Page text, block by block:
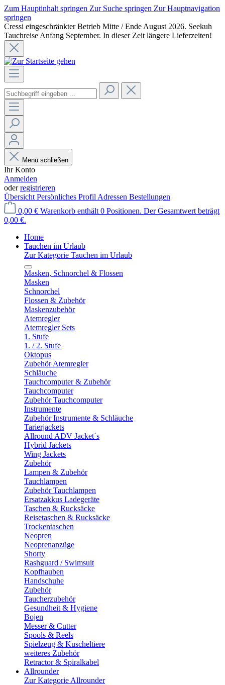
Zum Hauptinhalt springen Zur Suche springen Zur Hauptnavigation
springen
Cressi eingeschränkter Betrieb Mitte / Ende August 2026. Seekuh
Tauchreise Anfang September. In dieser Zeit längere Lieferzeiten!
Menü schließen
Ihr Konto
Anmelden
oderregistrieren
Übersicht Persönliches Profil Adressen Bestellungen
0,00 € Warenkorb enthält 0 Positionen. Der Gesamtwert beträgt
0,00 €.
Home
Tauchen im Urlaub
Zur Kategorie Tauchen im Urlaub
Masken, Schnorchel & Flossen
Masken
Schnorchel
Flossen & Zubehör
Maskenzubehör
Atemregler
Atemregler Sets
1. Stufe
1. / 2. Stufe
Oktopus
Zubehör Atemregler
Schläuche
Tauchcomputer & Zubehör
Tauchcomputer
Zubehör Tauchcomputer
Instrumente
Zubehör Instrumente & Schläuche
Tarierjackets
Allround ADV Jacket´s
Hybrid Jackets
Wing Jackets
Zubehör
Lampen & Zubehör
Tauchlampen
Zubehör Tauchlampen
Ersatzakkus Ladegeräte
Taschen & Rucksäcke
Reisetaschen & Rucksäcke
Trockentaschen
Neopren
Neoprenanzüge
Shorty
Rashguard / Swimsuit
Kopfhauben
Handschuhe
Zubehör
Taucherzubehör
Gesundheit & Hygiene
Bojen
Messer & Cutter
Spools & Reels
Spielzeug & Kuscheltiere
weiteres Zubehör
Retractor & Spiralkabel
Allrounder
Zur Kategorie Allrounder